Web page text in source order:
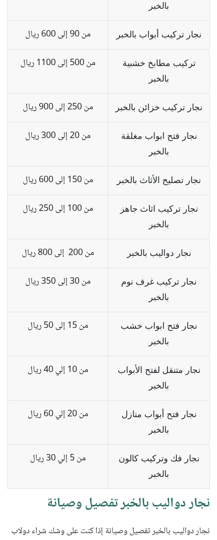
بالخبر
نجار تركيب أبواب بالخبر من 90 إلى 600 ريال
تركيب مطابخ خشبية
بالخبر
من 500 إلى 1100 ريال
نجار تركيب خزائن بالخبر من 250 إلى 900 ريال
نجار فتح ابواب مغلقة
بالخبر
من 20 إلى 300 ريال
نجار تصليح الأثاث بالخبر من 150 إلى 600 ريال
نجار تركيب اثاث جاهز
بالخبر
من 100 إلى 250 ريال
نجار دواليب بالخبر من 200 إلى 800 ريال
نجار تركيب غرف نوم
بالخبر
من 30 إلى 350 ريال
نجار فتح ابواب خشب
بالخبر
من 15 إلى 50 ريال
نجار متنقل لفتح الأبواب
بالخبر
من 10 إلي 40 ريال
نجار فتح أبواب منازل
بالخبر
من 20 إلي 60 ريال
نجار فك وتركيب كالون
بالخبر
من 5 إلي 30 ريال
نجار دواليب بالخبر تفصيل وصيانة
نجار دواليب بالخبر تفصيل وصيانة إذا كنت على وشك شراء دولاب